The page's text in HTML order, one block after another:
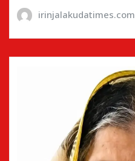
irinjalakudatimes.com